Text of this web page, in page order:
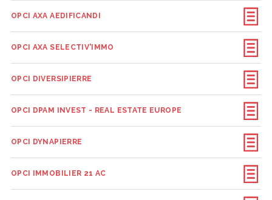
OPCI AXA AEDIFICANDI
OPCI AXA SELECTIV'IMMO
OPCI DIVERSIPIERRE
OPCI DPAM INVEST - REAL ESTATE EUROPE
OPCI DYNAPIERRE
OPCI IMMOBILIER 21 AC